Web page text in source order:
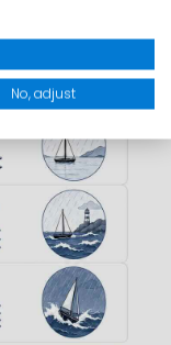
No, adjust